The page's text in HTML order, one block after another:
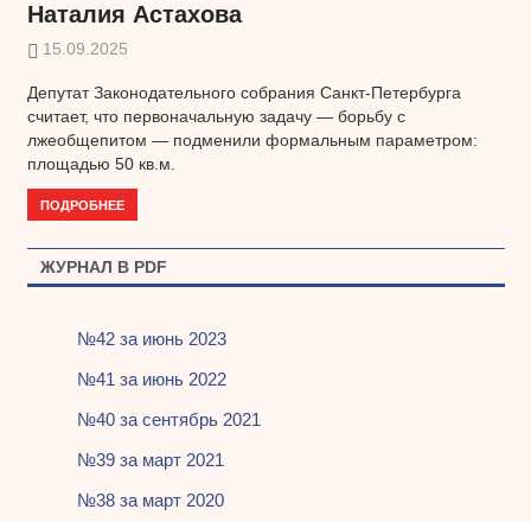
Наталия Астахова
15.09.2025
Депутат Законодательного собрания Санкт-Петербурга
считает, что первоначальную задачу — борьбу с
лжеобщепитом — подменили формальным параметром:
площадью 50 кв.м.
ПОДРОБНЕЕ
ЖУРНАЛ В PDF
№42 за июнь 2023
№41 за июнь 2022
№40 за сентябрь 2021
№39 за март 2021
№38 за март 2020